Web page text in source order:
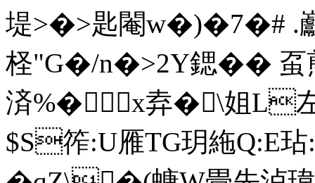
堤>�>匙閹w�)�7�# .巚.
柽"G�/n�>2Y鍶� �
済%�x弆�\姐
$S筰:U雁TG玥絁Q:E